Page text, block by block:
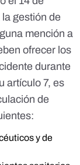
gestión de
mención a
ofrecer los
durante
artículo 7, es
de
y de